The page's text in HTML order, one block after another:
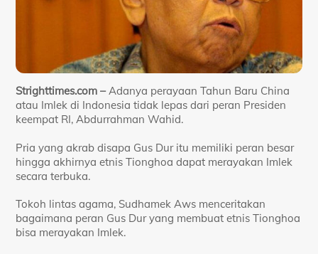
Strighttimes.com –Adanya perayaan Tahun Baru China
atau Imlek di Indonesia tidak lepas dari peran Presiden
keempat RI, Abdurrahman Wahid.
Pria yang akrab disapa Gus Dur itu memiliki peran besar
hingga akhirnya etnis Tionghoa dapat merayakan Imlek
secara terbuka.
Tokoh lintas agama, Sudhamek Aws menceritakan
bagaimana peran Gus Dur yang membuat etnis Tionghoa
bisa merayakan Imlek.